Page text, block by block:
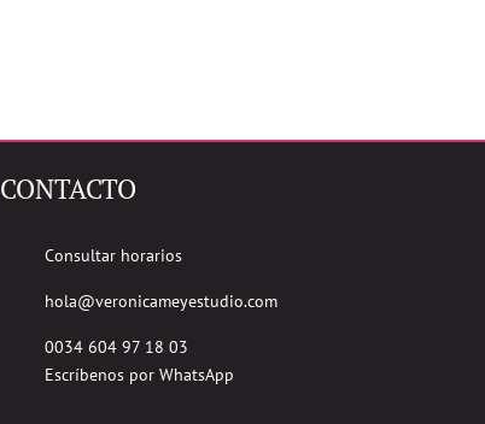
CONTACTO
Consultar horarios
hola@veronicameyestudio.com
0034 604 97 18 03
Escríbenos por WhatsApp